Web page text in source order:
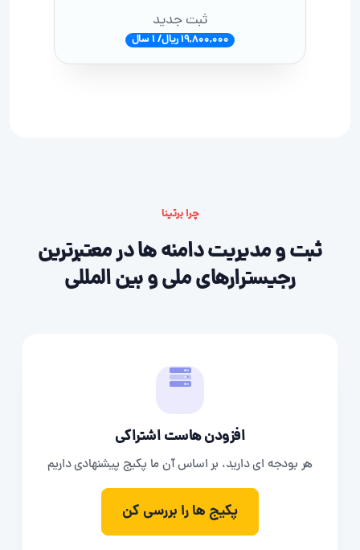
ثبت جدید
19,800,000 ریال/ 1 سال
چرا برتینا
ثبت و مدیریت دامنه ها در معتبرترین
رجیسترارهای ملی و بین المللی
افزودن هاست اشتراکی
هر بودجه ای دارید، بر اساس آن ما پکیج پیشنهادی داریم
پکیج ها را بررسی کن